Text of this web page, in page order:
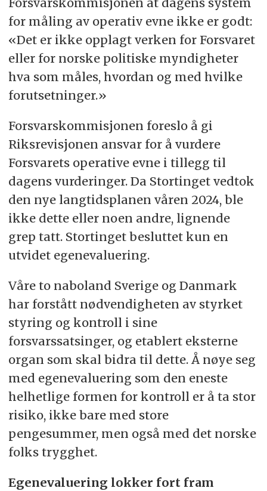
for måling av operativ evne ikke er godt:
«Det er ikke opplagt verken for Forsvaret
eller for norske politiske myndigheter
hva som måles, hvordan og med hvilke
forutsetninger.»
Forsvarskommisjonen foreslo å gi
Riksrevisjonen ansvar for å vurdere
Forsvarets operative evne i tillegg til
dagens vurderinger. Da Stortinget vedtok
den nye langtidsplanen våren 2024, ble
ikke dette eller noen andre, lignende
grep tatt. Stortinget besluttet kun en
utvidet egenevaluering.
Våre to naboland Sverige og Danmark
har forstått nødvendigheten av styrket
styring og kontroll i sine
forsvarssatsinger, og etablert eksterne
organ som skal bidra til dette. Å nøye seg
med egenevaluering som den eneste
helhetlige formen for kontroll er å ta stor
risiko, ikke bare med store
pengesummer, men også med det norske
folks trygghet.
Egenevaluering lokker fort fram